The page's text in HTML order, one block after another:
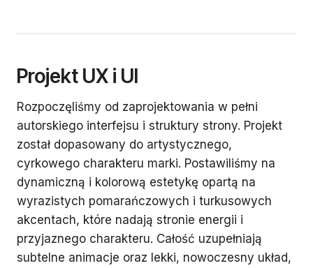
Projekt UX i UI
Rozpoczęliśmy od zaprojektowania w pełni
autorskiego interfejsu i struktury strony. Projekt
został dopasowany do artystycznego,
cyrkowego charakteru marki. Postawiliśmy na
dynamiczną i kolorową estetykę opartą na
wyrazistych pomarańczowych i turkusowych
akcentach, które nadają stronie energii i
przyjaznego charakteru. Całość uzupełniają
subtelne animacje oraz lekki, nowoczesny układ,